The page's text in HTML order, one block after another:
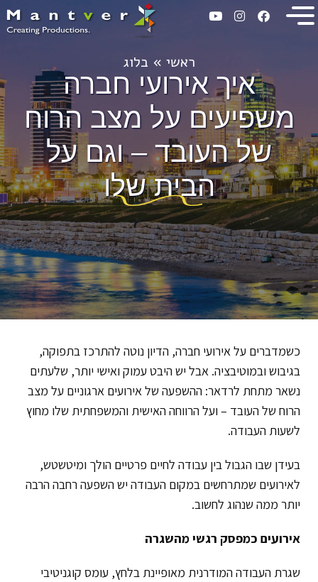
ראשי » בלוג
איך אירועי חברה
משפיעים על מצב הרוח
של העובד – וגם על
הבית שלו
כשמדברים על אירועי חברה, הדיון נוטה להתרכז בתפוקה,
בגיבוש ובמוטיבציה. אבל יש היבט עמוק ואישי יותר, שלעתים
נשאר מתחת לרדאר: ההשפעה של אירועים ארגוניים על מצב
הרוח של העובד – ועל הרווחה האישית והמשפחתית שלו מחוץ
לשעות העבודה.
בעידן שבו הגבול בין עבודה לחיים פרטיים הולך ומיטשטש,
לאירועים שמתרחשים במקום העבודה יש השפעה רחבה הרבה
יותר ממה שנהוג לחשוב.
אירועים כמפסק רגשי מהשגרה
שגרת העבודה המודרנית מאופיינת בלחץ, עומס קוגניטיבי